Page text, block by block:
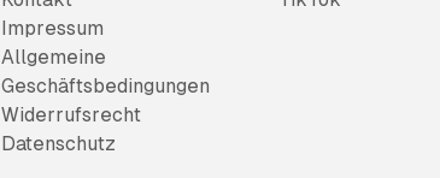
Impressum
Allgemeine
Geschäftsbedingungen
Widerrufsrecht
Datenschutz